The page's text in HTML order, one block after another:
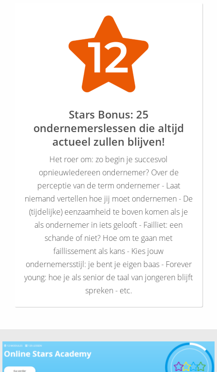
Stars Bonus: 25
ondernemerslessen die altijd
actueel zullen blijven!
Het roer om: zo begin je succesvol
opnieuwIedereen ondernemer? Over de
perceptie van de term ondernemer - Laat
niemand vertellen hoe jij moet ondernemen - De
(tijdelijke) eenzaamheid te boven komen als je
als ondernemer in iets gelooft - Failliet: een
schande of niet? Hoe om te gaan met
faillissement als kans - Kies jouw
ondernemersstijl: je bent je eigen baas - Forever
young: hoe je als senior de taal van jongeren blijft
spreken - etc.